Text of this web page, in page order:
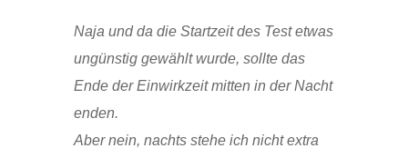
Naja und da die Startzeit des Test etwas
ungünstig gewählt wurde, sollte das
Ende der Einwirkzeit mitten in der Nacht
enden.
Aber nein, nachts stehe ich nicht extra